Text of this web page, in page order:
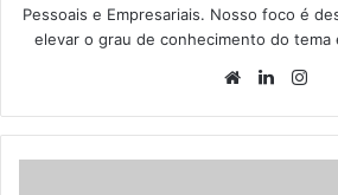
Pessoais e Empresariais. Nosso foco é
elevar o grau de conhecimento do tema
WebsiteLinkedin